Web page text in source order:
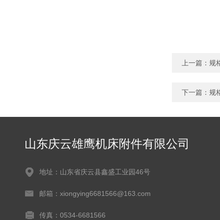
上一篇： 规
下一篇： 规
山东庆云雄鹰机床附件有限公司
地址：山东省庆云县鑫盛工业园46号
邮箱：xiongying6681566@163.com
传真：0534-6681566